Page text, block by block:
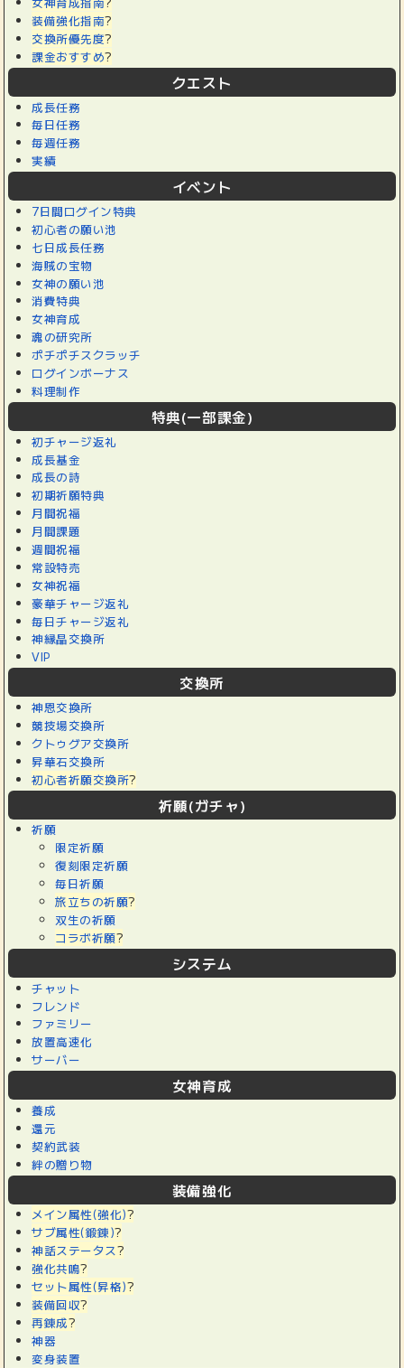
装備強化指南?
交換所優先度?
課金おすすめ?
クエスト
成長任務
毎日任務
毎週任務
実績
イベント
7日間ログイン特典
初心者の願い池
七日成長任務
海賊の宝物
女神の願い池
消費特典
女神育成
魂の研究所
ポチポチスクラッチ
ログインボーナス
料理制作
特典(一部課金)
初チャージ返礼
成長基金
成長の詩
初期祈願特典
月間祝福
月間課題
週間祝福
常設特売
女神祝福
豪華チャージ返礼
毎日チャージ返礼
神縁晶交換所
VIP
交換所
神恩交換所
競技場交換所
クトゥグア交換所
昇華石交換所
初心者祈願交換所?
祈願(ガチャ)
祈願
限定祈願
復刻限定祈願
毎日祈願
旅立ちの祈願?
双生の祈願
コラボ祈願?
システム
チャット
フレンド
ファミリー
放置高速化
サーバー
女神育成
養成
還元
契約武装
絆の贈り物
装備強化
メイン属性(強化)?
サブ属性(鍛錬)?
神話ステータス?
強化共鳴?
セット属性(昇格)?
装備回収?
再錬成?
神器
変身装置